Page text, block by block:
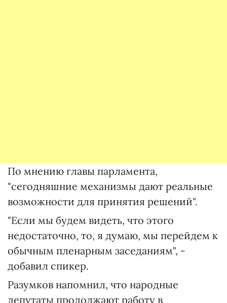
По мнению главы парламента,
"сегодняшние механизмы дают реальные
возможности для принятия решений".
"Если мы будем видеть, что этого
недостаточно, то, я думаю, мы перейдем к
обычным пленарным заседаниям", -
добавил спикер.
Разумков напомнил, что народные
депутаты продолжают работу в